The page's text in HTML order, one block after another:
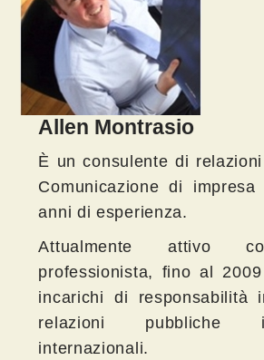
Allen Montrasio
È un consulente di
Comunicazione di
anni di esperienza.
Attualmente attivo
professionista, fino al
incarichi di responsabilità
relazioni pubbliche
internazionali.